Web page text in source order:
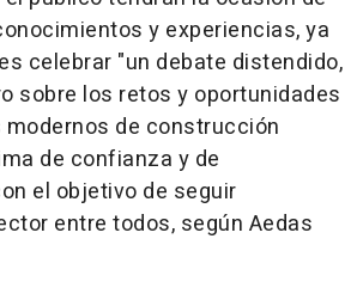
y experiencias, ya
celebrar "un debate distendido,
sobre los retos y oportunidades
de construcción
de confianza y de
el objetivo de seguir
entre todos, según Aedas